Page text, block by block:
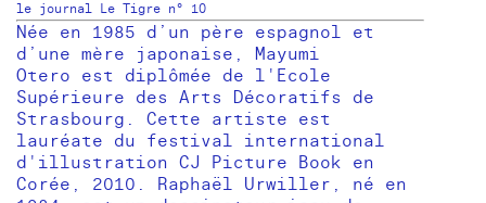
le journal Le Tigre n° 10
Née en 1985 d’un père espagnol et
d’une mère japonaise, Mayumi
Otero est diplômée de l'Ecole
Supérieure des Arts Décoratifs de
Strasbourg. Cette artiste est
lauréate du festival international
d'illustration CJ Picture Book en
Corée, 2010. Raphaël Urwiller, né en